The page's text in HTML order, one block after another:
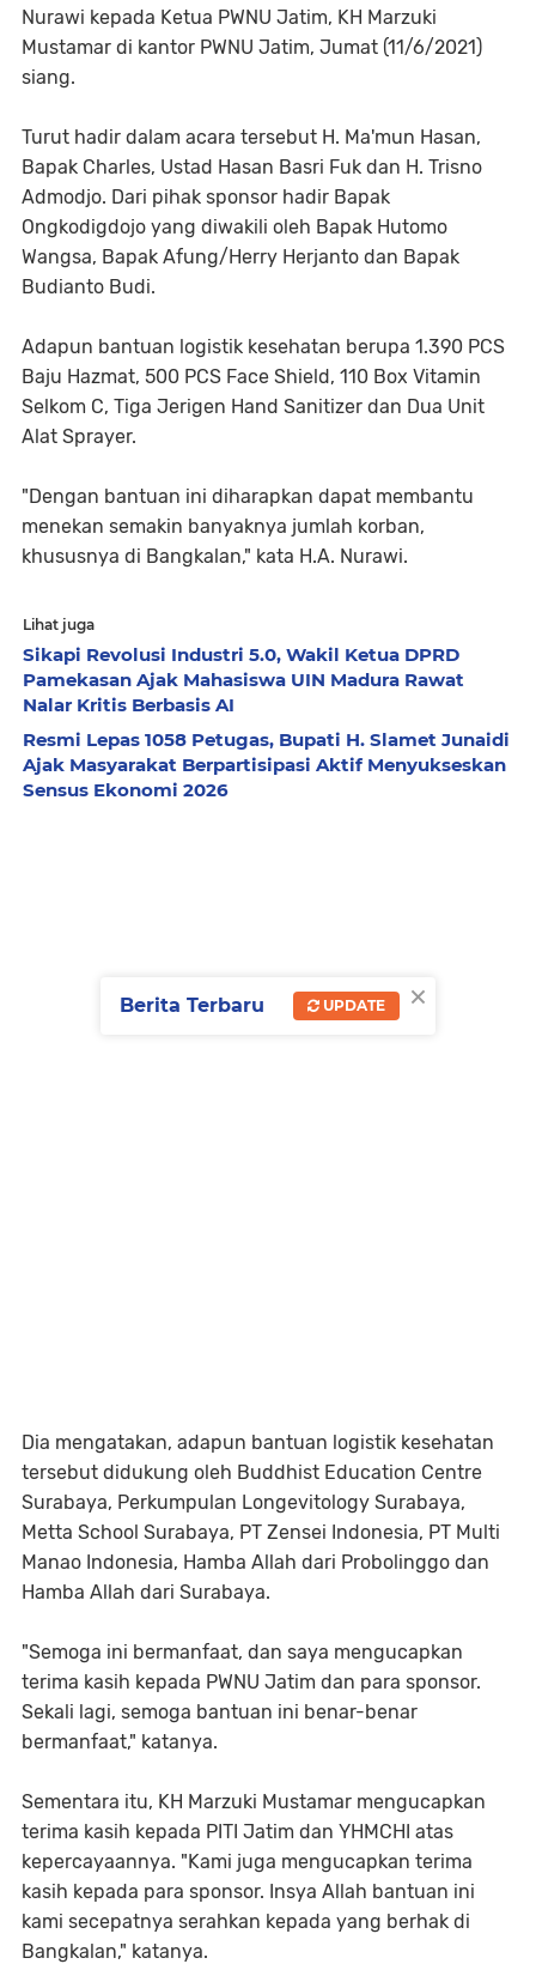
Nurawi kepada Ketua PWNU Jatim, KH Marzuki
Mustamar di kantor PWNU Jatim, Jumat (11/6/2021)
siang.
Turut hadir dalam acara tersebut H. Ma'mun Hasan,
Bapak Charles, Ustad Hasan Basri Fuk dan H. Trisno
Admodjo. Dari pihak sponsor hadir Bapak
Ongkodigdojo yang diwakili oleh Bapak Hutomo
Wangsa, Bapak Afung/Herry Herjanto dan Bapak
Budianto Budi.
Adapun bantuan logistik kesehatan berupa 1.390 PCS
Baju Hazmat, 500 PCS Face Shield, 110 Box Vitamin
Selkom C, Tiga Jerigen Hand Sanitizer dan Dua Unit
Alat Sprayer.
"Dengan bantuan ini diharapkan dapat membantu
menekan semakin banyaknya jumlah korban,
khususnya di Bangkalan," kata H.A. Nurawi.
Lihat juga
Sikapi Revolusi Industri 5.0, Wakil Ketua DPRD
Pamekasan Ajak Mahasiswa UIN Madura Rawat
Nalar Kritis Berbasis AI
Resmi Lepas 1058 Petugas, Bupati H. Slamet Junaidi
Ajak Masyarakat Berpartisipasi Aktif Menyukseskan
Sensus Ekonomi 2026
Dia mengatakan, adapun bantuan logistik kesehatan
tersebut didukung oleh Buddhist Education Centre
Surabaya, Perkumpulan Longevitology Surabaya,
Metta School Surabaya, PT Zensei Indonesia, PT Multi
Manao Indonesia, Hamba Allah dari Probolinggo dan
Hamba Allah dari Surabaya.
"Semoga ini bermanfaat, dan saya mengucapkan
terima kasih kepada PWNU Jatim dan para sponsor.
Sekali lagi, semoga bantuan ini benar-benar
bermanfaat," katanya.
Sementara itu, KH Marzuki Mustamar mengucapkan
terima kasih kepada PITI Jatim dan YHMCHI atas
kepercayaannya. "Kami juga mengucapkan terima
kasih kepada para sponsor. Insya Allah bantuan ini
kami secepatnya serahkan kepada yang berhak di
Bangkalan," katanya.
×
Berita Terbaru UPDATE